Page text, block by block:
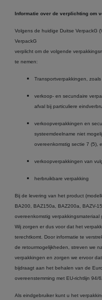
Informatie over de verplichting om
Volgens de huidige Duitse VerpackG
VerpackG
verplicht om de volgende
te nemen:
Transportverpakkingen,
verkoop- en secundaire
afval bij particuliere
verkoopverpakkingen en
systeemdeelname niet
overeenkomstig sectie 7 (5),
verkoopverpakkingen van
herbruikbare verpakking
Bij de levering van het product
BA200, BAZ150a, BAZ200a, BAZV-
overeenkomstig verpakkingsmateriaal
Wij zorgen er dus voor dat het
terechtkomt. Door informatie te
de retourmogelijkheden, streven we
verpakkingen en zorgen we ervoor dat
bijdraagt aan het behalen van de
overeenstemming met EU-richtlijn 94/
Als eindgebruiker kunt u het